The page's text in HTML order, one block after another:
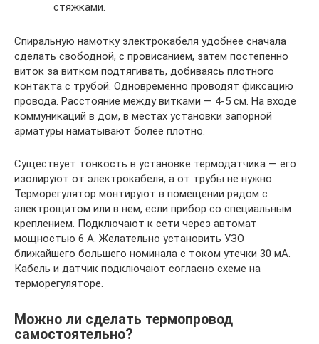
стяжками.
Спиральную намотку электрокабеля удобнее сначала
сделать свободной, с провисанием, затем постепенно
виток за витком подтягивать, добиваясь плотного
контакта с трубой. Одновременно проводят фиксацию
провода. Расстояние между витками — 4-5 см. На входе
коммуникаций в дом, в местах установки запорной
арматуры наматывают более плотно.
Существует тонкость в установке термодатчика — его
изолируют от электрокабеля, а от трубы не нужно.
Терморегулятор монтируют в помещении рядом с
электрощитом или в нем, если прибор со специальным
креплением. Подключают к сети через автомат
мощностью 6 А. Желательно установить УЗО
ближайшего большего номинала с током утечки 30 мА.
Кабель и датчик подключают согласно схеме на
терморегуляторе.
Можно ли сделать термопровод
самостоятельно?